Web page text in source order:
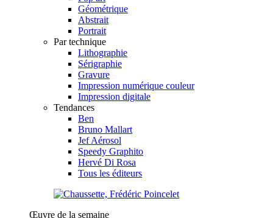
Géométrique
Abstrait
Portrait
Par technique
Lithographie
Sérigraphie
Gravure
Impression numérique couleur
Impression digitale
Tendances
Ben
Bruno Mallart
Jef Aérosol
Speedy Graphito
Hervé Di Rosa
Tous les éditeurs
Œuvre de la semaine